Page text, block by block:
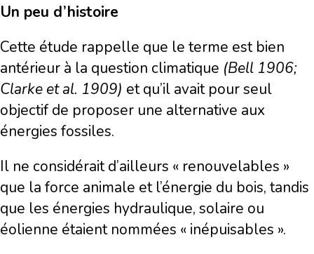
Un peu d’histoire
Cette étude rappelle que le terme est bien
antérieur à la question climatique (Bell 1906;
Clarke et al. 1909) et qu’il avait pour seul
objectif de proposer une alternative aux
énergies fossiles.
Il ne considérait d’ailleurs « renouvelables »
que la force animale et l’énergie du bois, tandis
que les énergies hydraulique, solaire ou
éolienne étaient nommées « inépuisables ».